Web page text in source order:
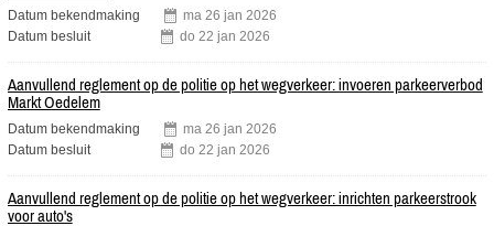
Datum bekendmaking ma 26 jan 2026
Datum besluit
do 22 jan 2026
Aanvullend reglement op de politie op het wegverkeer: invoeren parkeerverbod
Markt Oedelem
Datum bekendmaking ma 26 jan 2026
Datum besluit
do 22 jan 2026
Aanvullend reglement op de politie op het wegverkeer: inrichten parkeerstrook
voor auto's